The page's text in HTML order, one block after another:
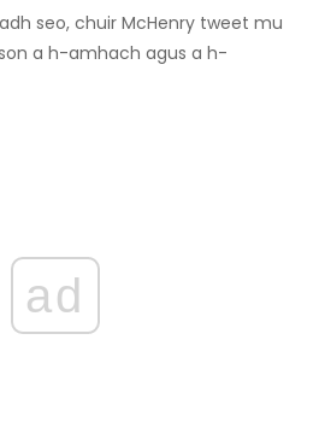
seo, chuir McHenry tweet mu
a h-amhach agus a h-
ad